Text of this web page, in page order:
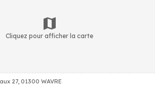
Cliquez pour afficher la carte
27, 01300 WAVRE